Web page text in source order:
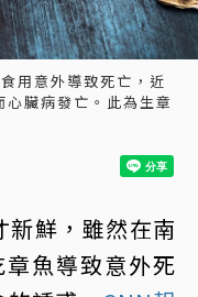
用意外導致死亡，近
臟病發亡。此為生章
新鮮，雖然在南
魚導致意外死